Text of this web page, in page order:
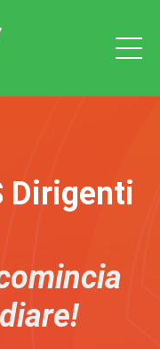
Dirigenti